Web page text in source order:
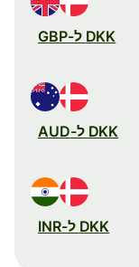
DKK ל-GBP
DKK ל-AUD
DKK ל-INR